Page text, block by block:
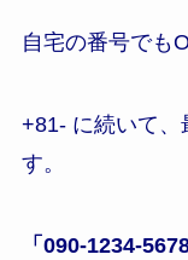
自宅の番号でも
+81- に続いて、
す。
「090-1234-5678